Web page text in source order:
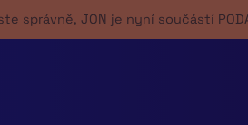
správně, JON je nyní součástí